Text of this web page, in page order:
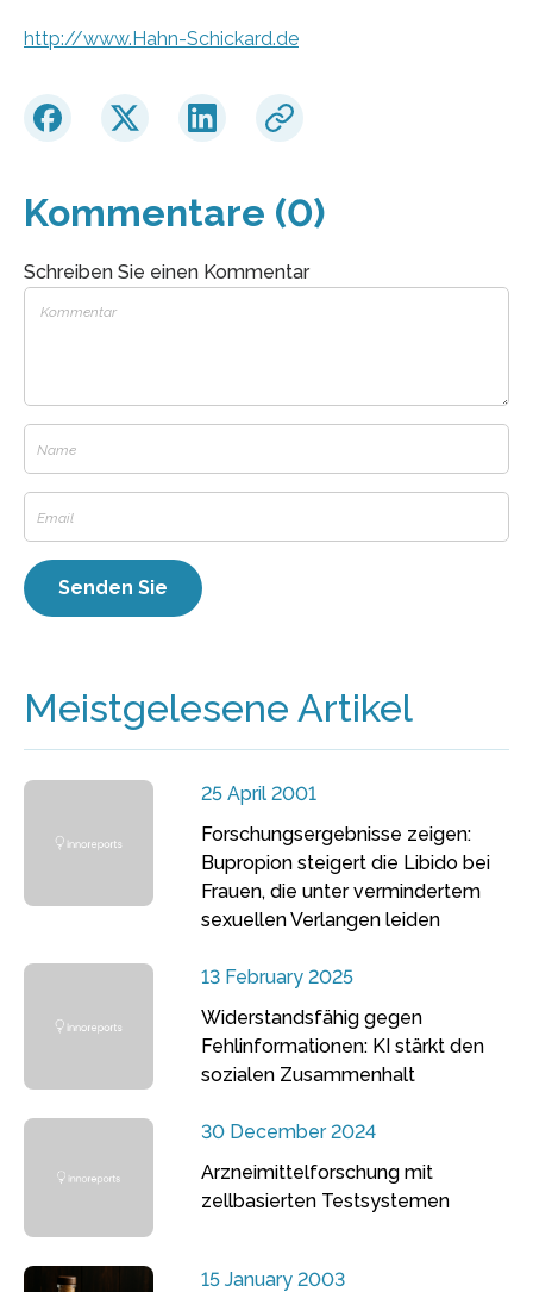
http://www.Hahn-Schickard.de
Kommentare (0)
Schreiben Sie einen Kommentar
Meistgelesene Artikel
25 April 2001
Forschungsergebnisse zeigen:
Bupropion steigert die Libido bei
Frauen, die unter vermindertem
sexuellen Verlangen leiden
13 February 2025
Widerstandsfähig gegen
Fehlinformationen: KI stärkt den
sozialen Zusammenhalt
30 December 2024
Arzneimittelforschung mit
zellbasierten Testsystemen
15 January 2003